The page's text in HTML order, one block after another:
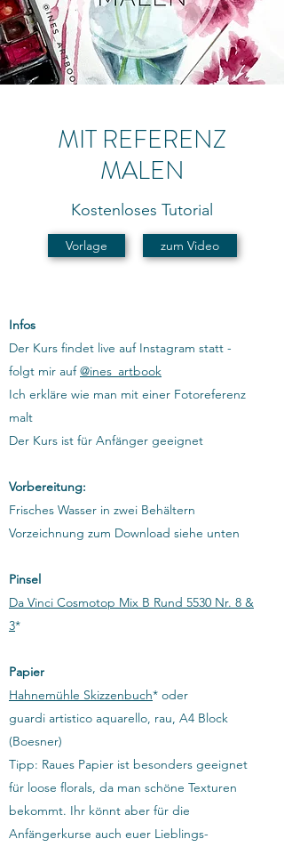
MIT REFERENZ
MALEN
Kostenloses Tutorial
Vorlage zum Video
Infos
Der Kurs findet live auf Instagram statt -
folgt mir auf@ines_artbook
Ich erkläre wie man mit einer Fotoreferenz
malt
Der Kurs ist für Anfänger geeignet
Vorbereitung:
Frisches Wasser in zwei Behältern
Vorzeichnung zum Download siehe unten
​Pinsel
Da Vinci Cosmotop Mix B Rund 5530 Nr. 8 &
3*
Papier
Hahnemühle Skizzenbuch* oder
guardi artistico aquarello, rau, A4 Block
(Boesner)
Tipp: Raues Papier ist besonders geeignet
für loose florals, da man schöne Texturen
bekommt. Ihr könnt aber für die
Anfängerkurse auch euer Lieblings-